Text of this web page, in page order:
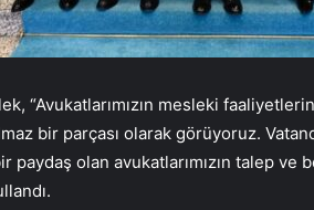
“Avukatlarımızın mesleki
bir parçası olarak görüyoruz.
paydaş olan avukatlarımızın talep